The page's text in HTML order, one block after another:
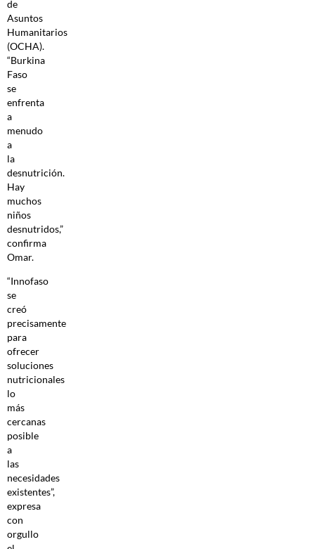
de
Asuntos
Humanitarios
(OCHA).
“Burkina
Faso
se
enfrenta
a
menudo
a
la
desnutrición.
Hay
muchos
niños
desnutridos,”
confirma
Omar.
“Innofaso
se
creó
precisamente
para
ofrecer
soluciones
nutricionales
lo
más
cercanas
posible
a
las
necesidades
existentes”,
expresa
con
orgullo